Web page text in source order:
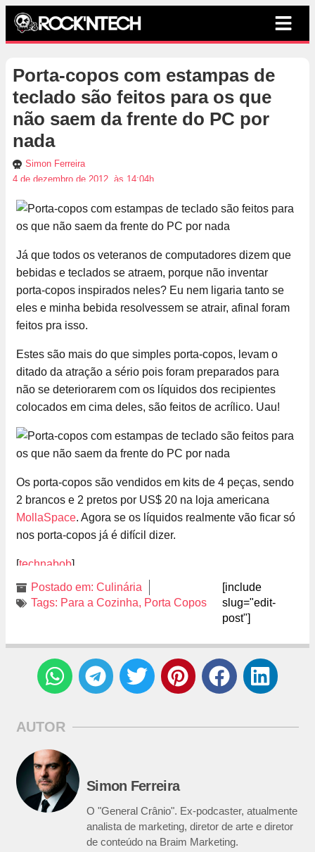
Porta-copos com estampas de
teclado são feitos para os que
não saem da frente do PC por
nada
Simon Ferreira
4 de dezembro de 2012, às 14:04h
Já que todos os veteranos de computadores dizem que
bebidas e teclados se atraem, porque não inventar
porta-copos inspirados neles? Eu nem ligaria tanto se
eles e minha bebida resolvessem se atrair, afinal foram
feitos pra isso.
Estes são mais do que simples porta-copos, levam o
ditado da atração a sério pois foram preparados para
não se deteriorarem com os líquidos dos recipientes
colocados em cima deles, são feitos de acrílico. Uau!
Os porta-copos são vendidos em kits de 4 peças, sendo
2 brancos e 2 pretos por US$ 20 na loja americana
MollaSpace. Agora se os líquidos realmente vão ficar só
nos porta-copos já é difícil dizer.
[technabob]
Postado em: Culinária
Tags: Para a Cozinha, Porta Copos
[include
slug="edit-
post"]
AUTOR
Simon Ferreira
O "General Crânio". Ex-podcaster, atualmente
analista de marketing, diretor de arte e diretor
de conteúdo na Braim Marketing.